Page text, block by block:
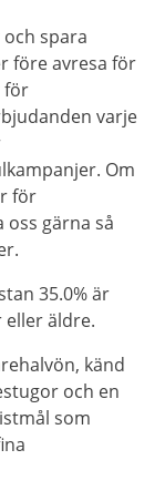
spara
före avresa för
för
varje
Om
för
gärna så
35.0% är
äldre.
känd
och en
som